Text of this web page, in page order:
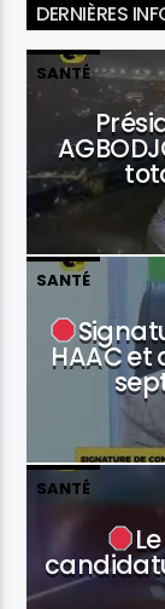
DERNIÈRES
SANTÉ
SANTÉ
HAAC
SANTÉ